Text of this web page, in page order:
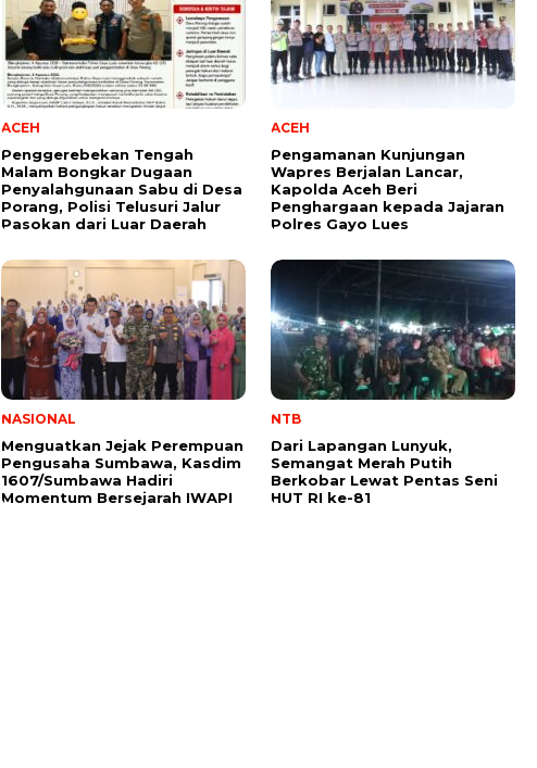
ACEH
Penggerebekan Tengah
Malam Bongkar Dugaan
Penyalahgunaan Sabu di Desa
Porang, Polisi Telusuri Jalur
Pasokan dari Luar Daerah
ACEH
Pengamanan Kunjungan
Wapres Berjalan Lancar,
Kapolda Aceh Beri
Penghargaan kepada Jajaran
Polres Gayo Lues
NASIONAL
Menguatkan Jejak Perempuan
Pengusaha Sumbawa, Kasdim
1607/Sumbawa Hadiri
Momentum Bersejarah IWAPI
NTB
Dari Lapangan Lunyuk,
Semangat Merah Putih
Berkobar Lewat Pentas Seni
HUT RI ke-81